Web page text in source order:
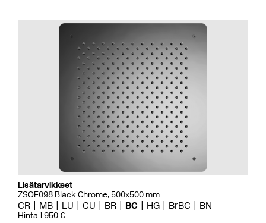
Lisätarvikkeet
ZSOF098 Black Chrome, 500x500 mm
CR MB LU CU BR BC HG BrBC BN
Hinta 1 950 €